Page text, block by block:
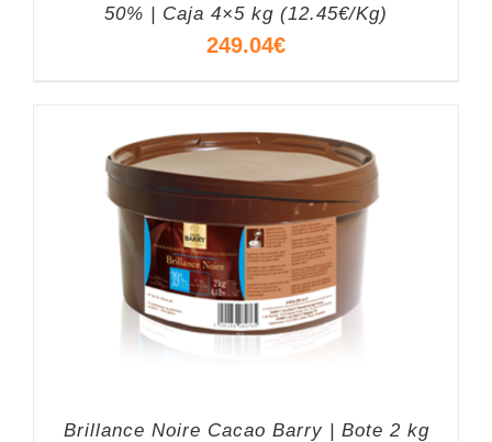
50% | Caja 4×5 kg (12.45€/Kg)
249.04€
Brillance Noire Cacao Barry | Bote 2 kg